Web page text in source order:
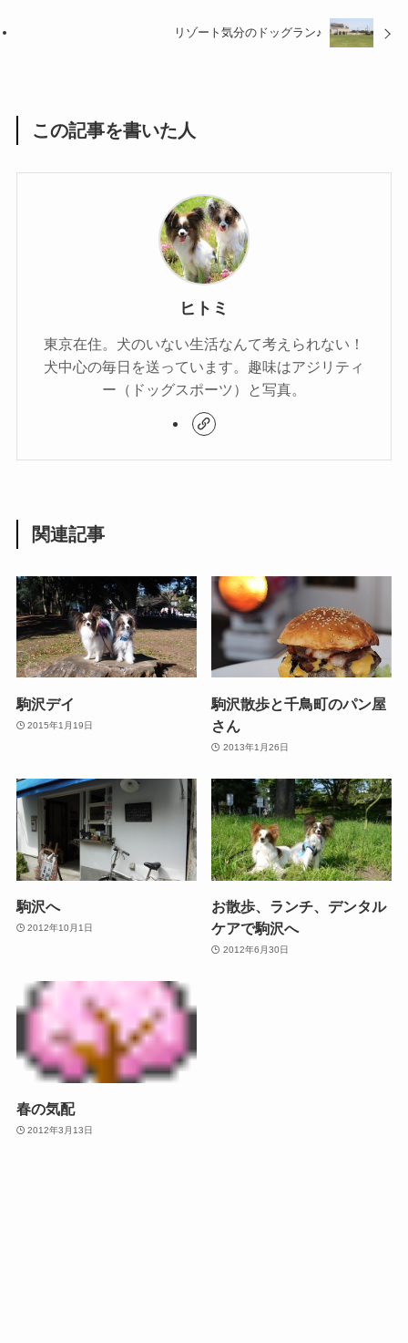
リゾート気分のドッグラン♪
この記事を書いた人
ヒトミ
東京在住。犬のいない生活なんて考えられない！
犬中心の毎日を送っています。趣味はアジリティ
ー（ドッグスポーツ）と写真。
関連記事
駒沢デイ
2015年1月19日
駒沢散歩と千鳥町のパン屋
さん
2013年1月26日
駒沢へ
2012年10月1日
お散歩、ランチ、デンタル
ケアで駒沢へ
2012年6月30日
春の気配
2012年3月13日